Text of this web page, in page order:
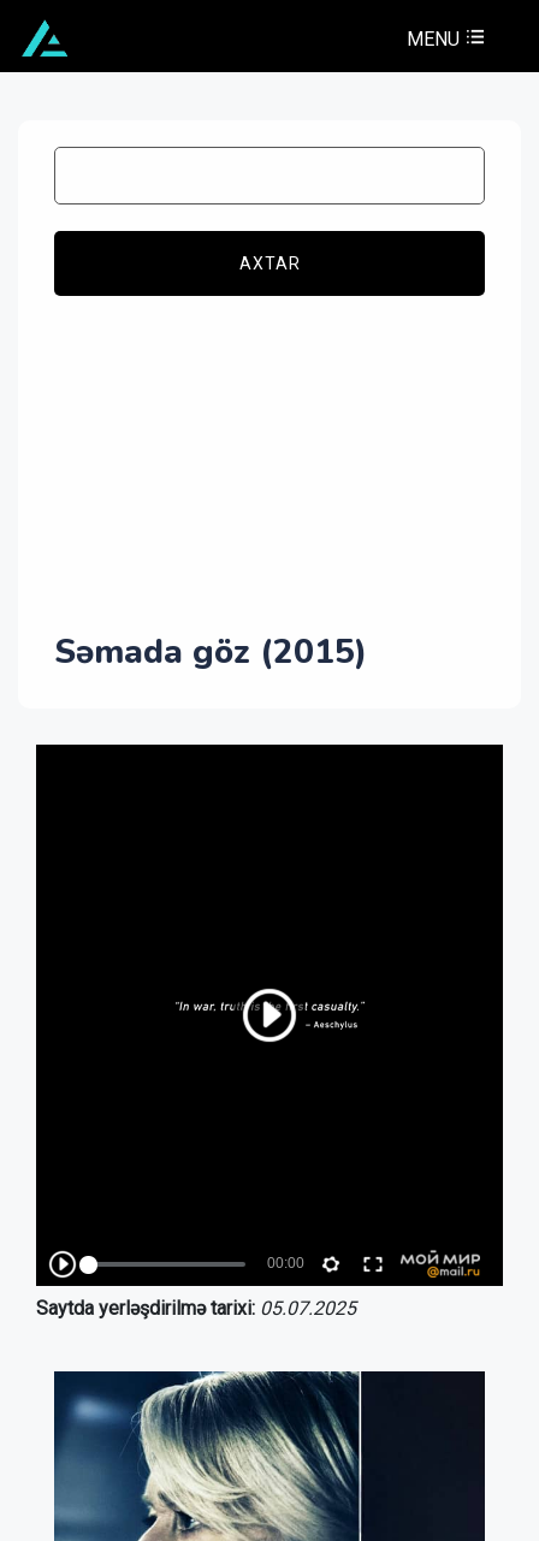
MENU
AXTAR
Səmada göz (2015)
Saytda yerləşdirilmə tarixi: 05.07.2025